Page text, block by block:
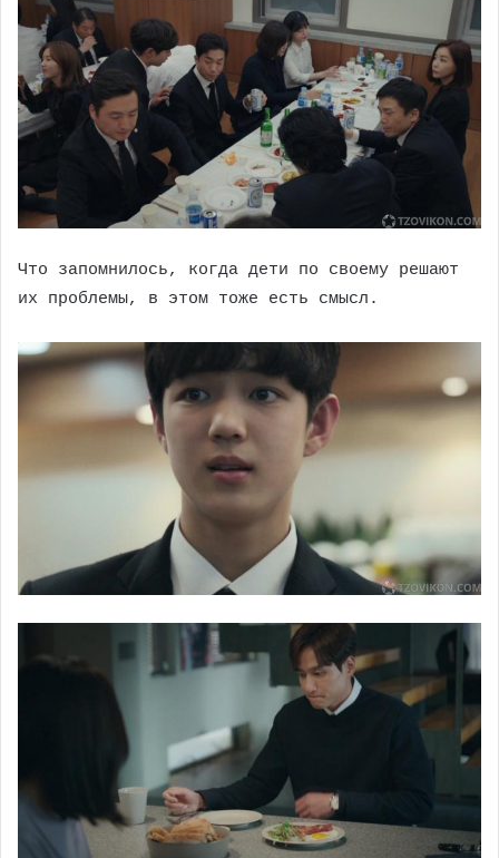
Что запомнилось, когда дети по своему решают
их проблемы, в этом тоже есть смысл.